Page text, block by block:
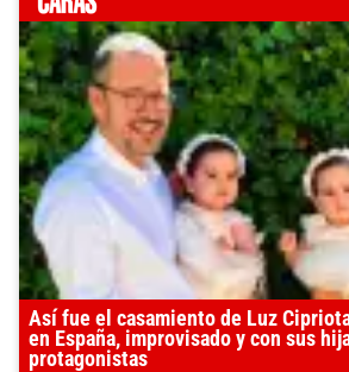
Así fue el casamiento de Luz
en España, improvisado y con sus
protagonistas